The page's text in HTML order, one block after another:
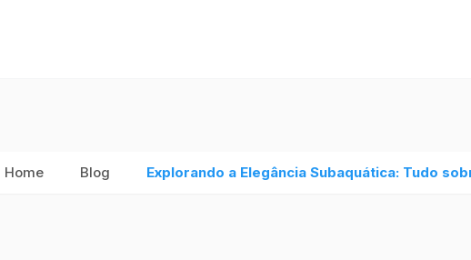
Home Blog Explorando a Elegância Subaquática: Tudo